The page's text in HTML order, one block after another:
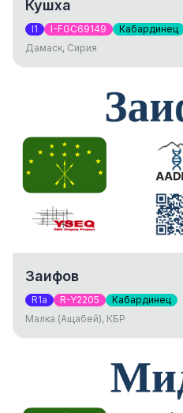
Кушха
I1 I-FGC69149 Кабардинец
Дамаск, Сирия
Заифов
R1a R-Y2205 Кабардинец
Малка (Ащабей), КБР